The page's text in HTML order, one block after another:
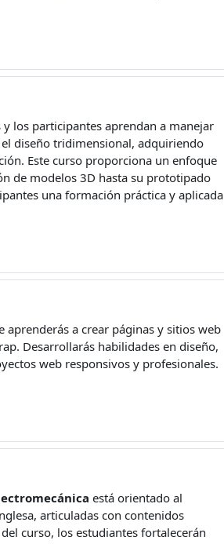
los participantes aprendan a manejar
diseño tridimensional, adquiriendo
Este curso proporciona un enfoque
de modelos 3D hasta su prototipado
una formación práctica y aplicada
aprenderás a crear páginas y sitios web
Desarrollarás habilidades en diseño,
web responsivos y profesionales.
está orientado al
articuladas con contenidos
curso, los estudiantes fortalecerán